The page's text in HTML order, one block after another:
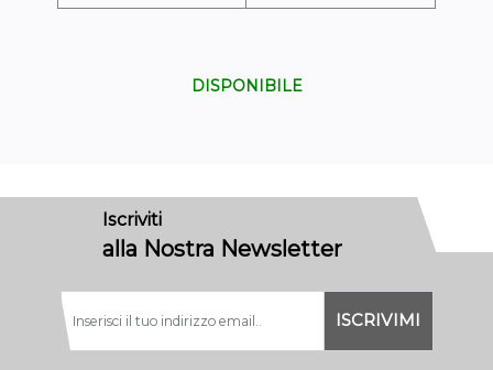
DISPONIBILE
Iscriviti
alla Nostra Newsletter